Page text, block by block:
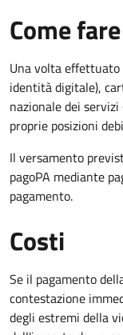
Come fare
Una volta effettuato
identità digitale),
nazionale dei
proprie posizioni
Il versamento
pagoPA mediante
pagamento.
Costi
Se il pagamento
contestazione
degli estremi della